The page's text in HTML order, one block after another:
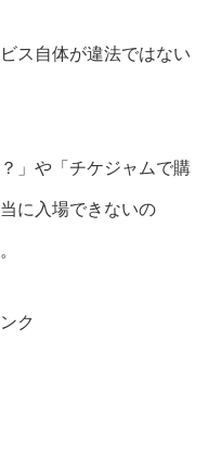
ス自体が違法ではない
」や「チケジャムで購
に入場できないの
ク